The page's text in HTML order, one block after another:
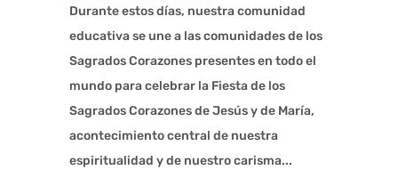
Durante estos días, nuestra comunidad
educativa se une a las comunidades de los
Sagrados Corazones presentes en todo el
mundo para celebrar la Fiesta de los
Sagrados Corazones de Jesús y de María,
acontecimiento central de nuestra
espiritualidad y de nuestro carisma...